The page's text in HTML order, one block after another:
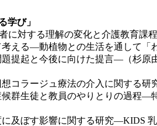
学び」
に対する理解の変化と介護教育課
える―動植物との生活を通して
提起と今後に向けた提言―（杉原
コラージュ療法の介入に関する研
群生徒と教員のやりとりの過程
及ぼす影響に関する研究―KIDS